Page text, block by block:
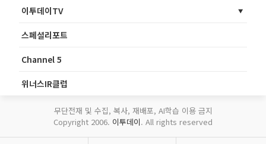
이투데이TV
스페셜리포트
Channel 5
위너스IR클럽
무단전재 및 수집, 복사, 재배포, AI학습 이용 금지
Copyright 2006. 이투데이. All rights reserved